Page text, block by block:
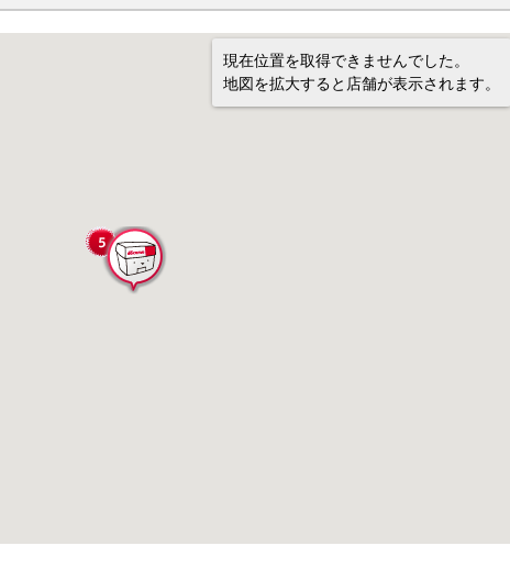
現在位置を取得できませんでした。
地図を拡大すると店舗が表示されます。